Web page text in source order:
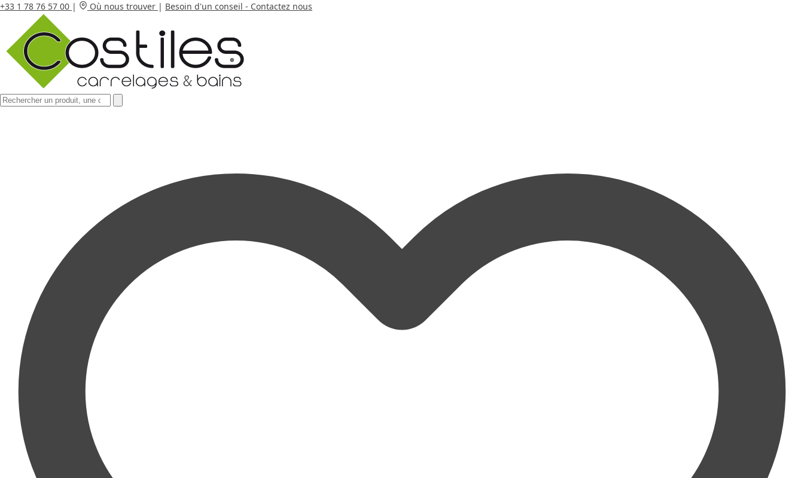
+33 1 78 76 57 00 | Où nous trouver | Besoin d'un conseil - Contactez nous